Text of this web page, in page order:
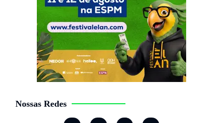
Nossas Redes